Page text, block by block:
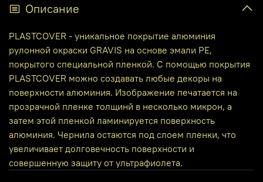
Описание
PLASTCOVER - уникальное покрытие алюминия
рулонной окраски GRAVIS на основе эмали РЕ,
покрытого специальной пленкой. С помощью покрытия
PLASTCOVER можно создавать любые декоры на
поверхности алюминия. Изображение печатается на
прозрачной пленке толщинй в несколько микрон, а
затем этой пленкой ламинируется поверхность
алюминия. Чернила остаются под слоем пленки, что
увеличивает долговечность поверхности и
совершенную защиту от ультрафиолета.